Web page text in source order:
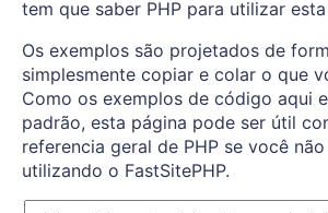
tem que saber PHP para utilizar
Os exemplos são projetados de
simplesmente copiar e colar o que
Como os exemplos de código aqui
padrão, esta página pode ser útil
referencia geral de PHP se você
utilizando o FastSitePHP.